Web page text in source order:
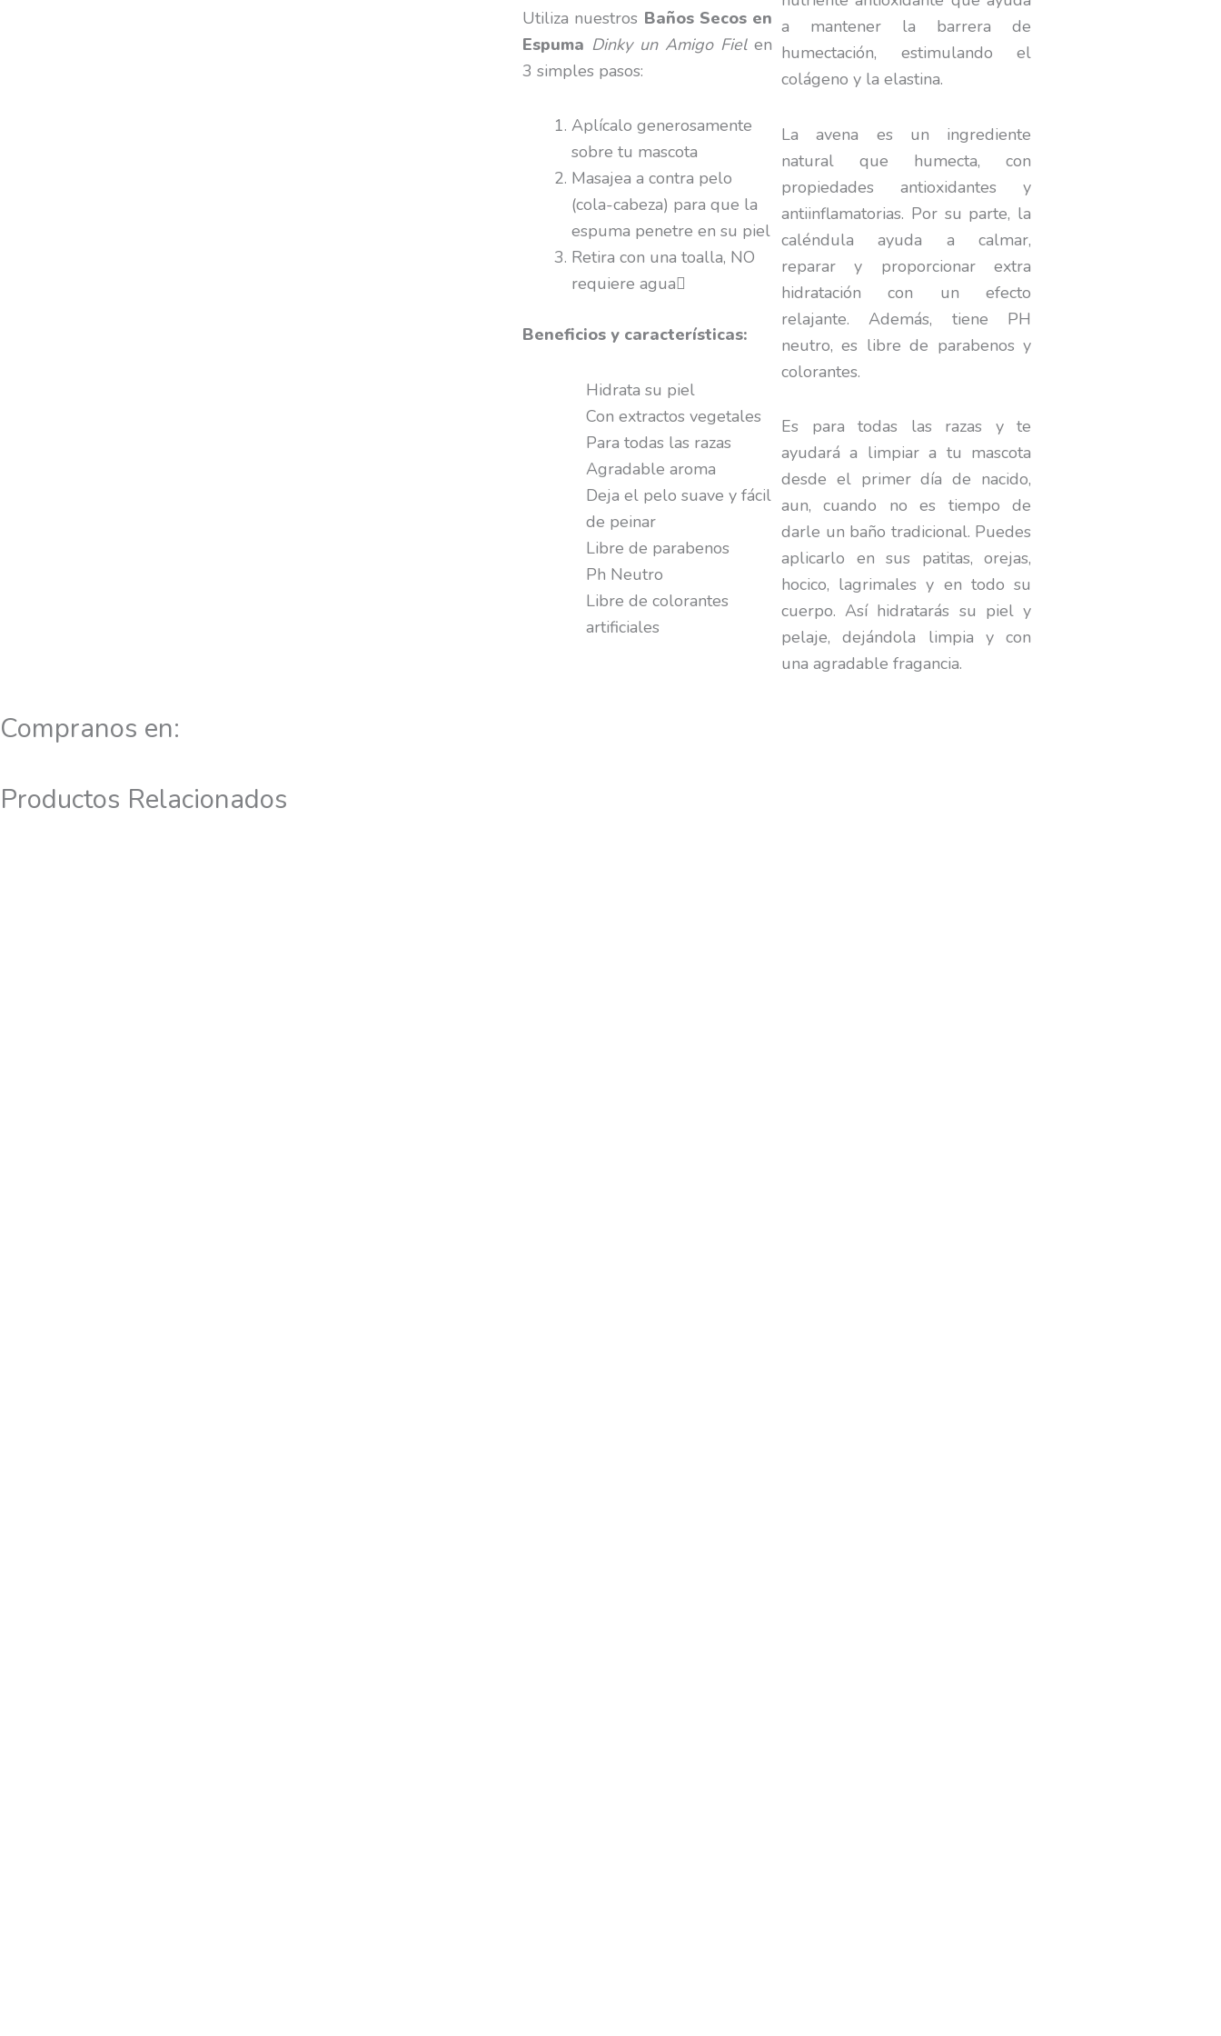
Utiliza nuestros Baños Secos en
Espuma Dinky un Amigo Fielen
3 simples pasos:
Aplícalo generosamente
sobre tu mascota
Masajea a contra pelo
(cola-cabeza) para que la
espuma penetre en su piel
Retira con una toalla, NO
requiere agua
Beneficios y características:
Hidrata su piel
Con extractos vegetales
Para todas las razas
Agradable aroma
Deja el pelo suave y fácil
de peinar
Libre de parabenos
Ph Neutro
Libre de colorantes
artificiales
a mantener la barrera de
humectación, estimulando el
colágeno y la elastina.
La avena es un ingrediente
natural que humecta, con
propiedades antioxidantes y
antiinflamatorias. Por su parte, la
caléndula ayuda a calmar,
reparar y proporcionar extra
hidratación con un efecto
relajante. Además, tiene PH
neutro, es libre de parabenos y
colorantes.
Es para todas las razas y te
ayudará a limpiar a tu mascota
desde el primer día de nacido,
aun, cuando no es tiempo de
darle un baño tradicional. Puedes
aplicarlo en sus patitas, orejas,
hocico, lagrimales y en todo su
cuerpo. Así hidratarás su piel y
pelaje, dejándola limpia y con
una agradable fragancia.
Compranos en:
Productos Relacionados